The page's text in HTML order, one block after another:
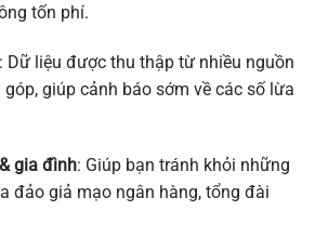
tốn phí.
: Dữ liệu được thu thập từ nhiều nguồn
giúp cảnh báo sớm về các số lừa
gia đình: Giúp bạn tránh khỏi những
đảo giả mạo ngân hàng, tổng đài